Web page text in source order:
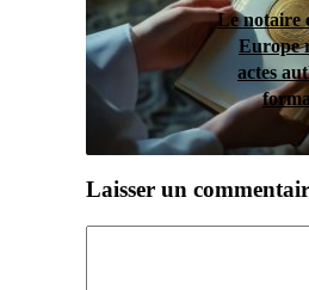
Le notaire
Europe
actes
Laisser un